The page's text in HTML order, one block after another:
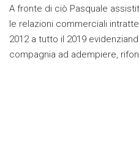
A fronte di ciò Pasquale
le relazioni commerciali
2012 a tutto il 2019
compagnia ad adempiere,